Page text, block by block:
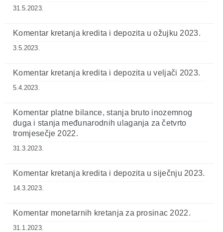
31.5.2023.
Komentar kretanja kredita i depozita u ožujku 2023.
3.5.2023.
Komentar kretanja kredita i depozita u veljači 2023.
5.4.2023.
Komentar platne bilance, stanja bruto inozemnog
duga i stanja međunarodnih ulaganja za četvrto
tromjesečje 2022.
31.3.2023.
Komentar kretanja kredita i depozita u siječnju 2023.
14.3.2023.
Komentar monetarnih kretanja za prosinac 2022.
31.1.2023.